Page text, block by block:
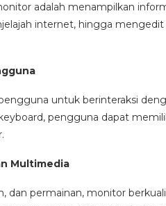
adalah menampilkan
internet, hingga
untuk berinteraksi
pengguna dapat
Multimedia
dan permainan, monitor